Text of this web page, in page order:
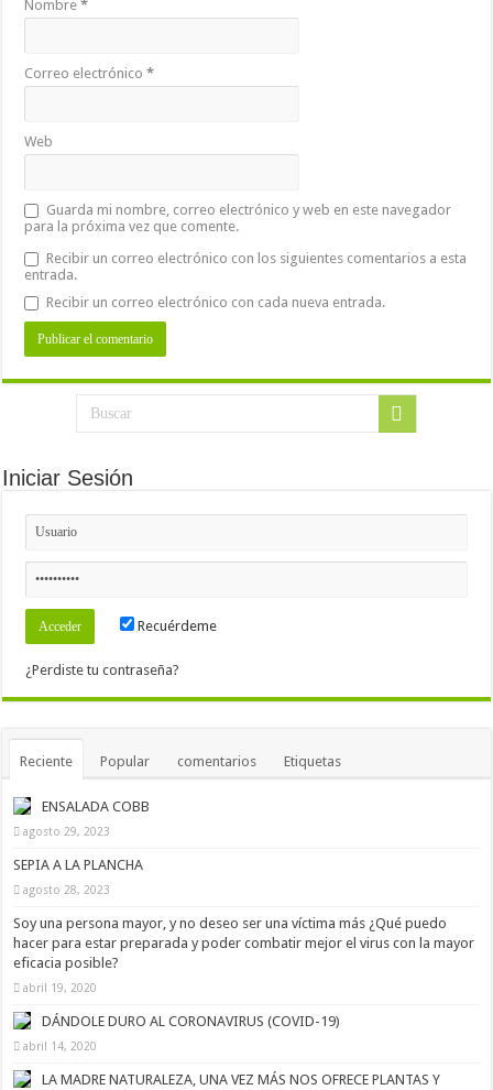
Nombre*
Correo electrónico*
Web
Guarda mi nombre, correo electrónico y web en este navegador
para la próxima vez que comente.
Recibir un correo electrónico con los siguientes comentarios a esta
entrada.
Recibir un correo electrónico con cada nueva entrada.
Iniciar Sesión
Recuérdeme
¿Perdiste tu contraseña?
Reciente Popular comentarios Etiquetas
ENSALADA COBB
agosto 29, 2023
SEPIA A LA PLANCHA
agosto 28, 2023
Soy una persona mayor, y no deseo ser una víctima más ¿Qué puedo
hacer para estar preparada y poder combatir mejor el virus con la mayor
eficacia posible?
abril 19, 2020
DÁNDOLE DURO AL CORONAVIRUS (COVID-19)
abril 14, 2020
LA MADRE NATURALEZA, UNA VEZ MÁS NOS OFRECE PLANTAS Y